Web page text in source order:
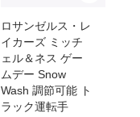
ロサンゼルス・レ
イカーズ ミッチ
ェル＆ネス ゲー
ムデー Snow
Wash 調節可能 ト
ラック運転手